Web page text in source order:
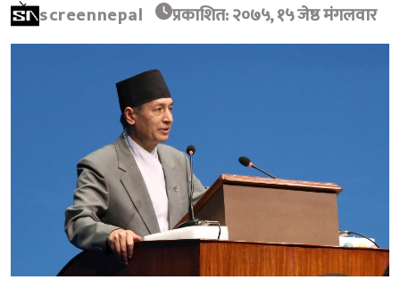
screennepal प्रकाशित: २०७५, १५ जेष्ठ मंगलवार